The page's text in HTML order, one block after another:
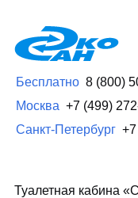
Бесплатно 8 (800)
Москва +7 (499)
Санкт-Петербург
Туалетная кабина